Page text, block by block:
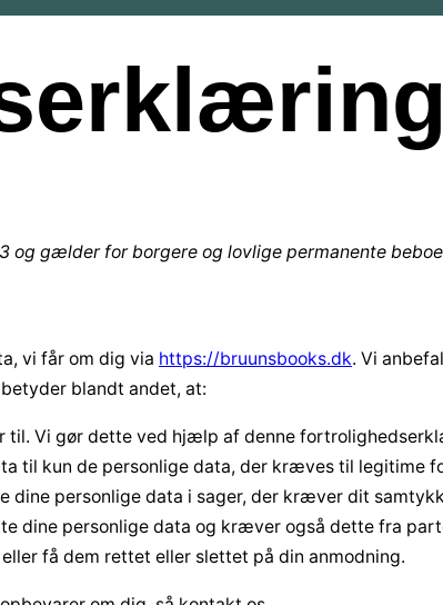
gælder for borgere og lovlige permanente
vi får om dig via https://bruunsbooks.dk. Vi
blandt andet, at:
til. Vi gør dette ved hjælp af denne
til kun de personlige data, der kræves til legitime
dine personlige data i sager, der kræver dit
personlige data og kræver også dette fra
få dem rettet eller slettet på din anmodning.